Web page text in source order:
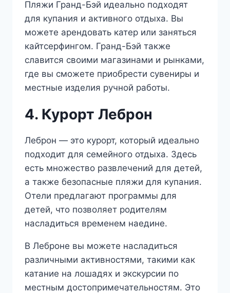
Пляжи Гранд-Бэй идеально подходят
для купания и активного отдыха. Вы
можете арендовать катер или заняться
кайтсерфингом. Гранд-Бэй также
славится своими магазинами и рынками,
где вы сможете приобрести сувениры и
местные изделия ручной работы.
4. Курорт Леброн
Леброн — это курорт, который идеально
подходит для семейного отдыха. Здесь
есть множество развлечений для детей,
а также безопасные пляжи для купания.
Отели предлагают программы для
детей, что позволяет родителям
насладиться временем наедине.
В Леброне вы можете насладиться
различными активностями, такими как
катание на лошадях и экскурсии по
местным достопримечательностям. Это